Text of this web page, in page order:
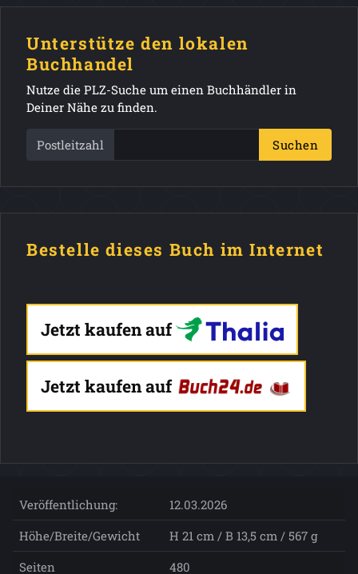
Unterstütze den lokalen
Buchhandel
Nutze die PLZ-Suche um einen Buchhändler in
Deiner Nähe zu finden.
Postleitzahl Suchen
Bestelle dieses Buch im Internet
Jetzt kaufen auf
Jetzt kaufen auf
Veröffentlichung:
12.03.2026
Höhe/Breite/Gewicht
H 21 cm / B 13,5 cm / 567 g
Seiten
480